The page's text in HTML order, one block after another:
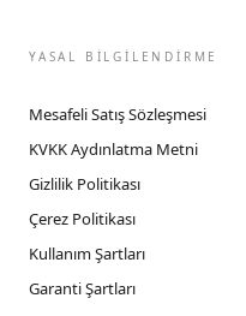
YASAL BİLGİLENDİRME
Mesafeli Satış Sözleşmesi
KVKK Aydınlatma Metni
Gizlilik Politikası
Çerez Politikası
Kullanım Şartları
Garanti Şartları